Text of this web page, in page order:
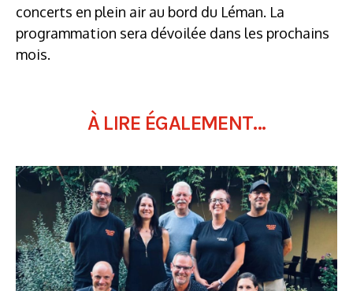
concerts en plein air au bord du Léman. La
programmation sera dévoilée dans les prochains
mois.
À LIRE ÉGALEMENT...